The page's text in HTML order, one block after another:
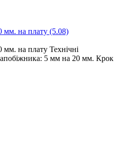
мм. на плату (5.08)
на плату Технічні
5 мм на 20 мм. Крок